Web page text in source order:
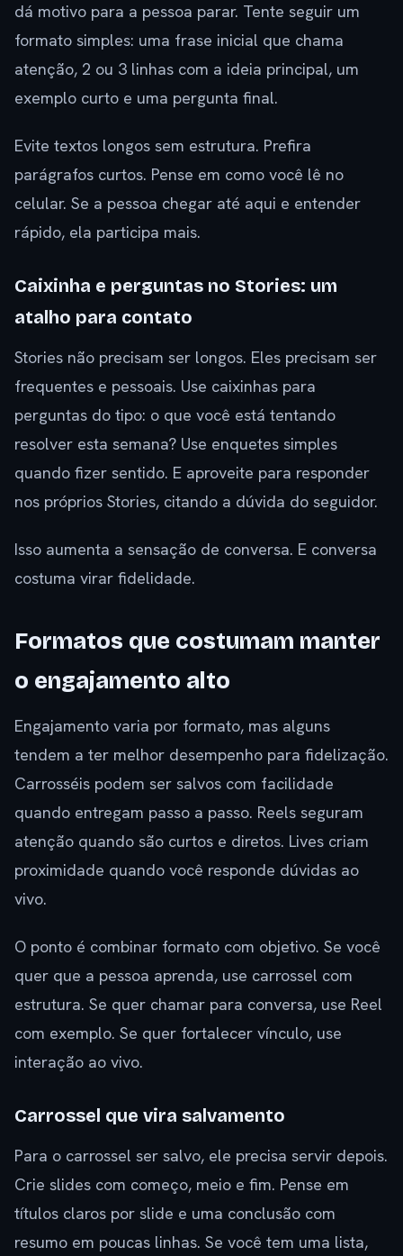
dá motivo para a pessoa parar. Tente seguir um
formato simples: uma frase inicial que chama
atenção, 2 ou 3 linhas com a ideia principal, um
exemplo curto e uma pergunta final.
Evite textos longos sem estrutura. Prefira
parágrafos curtos. Pense em como você lê no
celular. Se a pessoa chegar até aqui e entender
rápido, ela participa mais.
Caixinha e perguntas no Stories: um
atalho para contato
Stories não precisam ser longos. Eles precisam ser
frequentes e pessoais. Use caixinhas para
perguntas do tipo: o que você está tentando
resolver esta semana? Use enquetes simples
quando fizer sentido. E aproveite para responder
nos próprios Stories, citando a dúvida do seguidor.
Isso aumenta a sensação de conversa. E conversa
costuma virar fidelidade.
Formatos que costumam manter
o engajamento alto
Engajamento varia por formato, mas alguns
tendem a ter melhor desempenho para fidelização.
Carrosséis podem ser salvos com facilidade
quando entregam passo a passo. Reels seguram
atenção quando são curtos e diretos. Lives criam
proximidade quando você responde dúvidas ao
vivo.
O ponto é combinar formato com objetivo. Se você
quer que a pessoa aprenda, use carrossel com
estrutura. Se quer chamar para conversa, use Reel
com exemplo. Se quer fortalecer vínculo, use
interação ao vivo.
Carrossel que vira salvamento
Para o carrossel ser salvo, ele precisa servir depois.
Crie slides com começo, meio e fim. Pense em
títulos claros por slide e uma conclusão com
resumo em poucas linhas. Se você tem uma lista,